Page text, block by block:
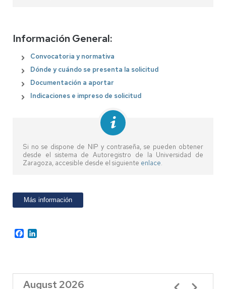
Información General:
Convocatoria y normativa
Dónde y cuándo se presenta la solicitud
Documentación a aportar
Indicaciones e impreso de solicitud
Si no se dispone de NIP y contraseña, se pueden obtener
desde el sistema de Autoregistro de la Universidad de
Zaragoza, accesible desde el siguiente enlace.
Más información
Facebook
August 2026 Pagination